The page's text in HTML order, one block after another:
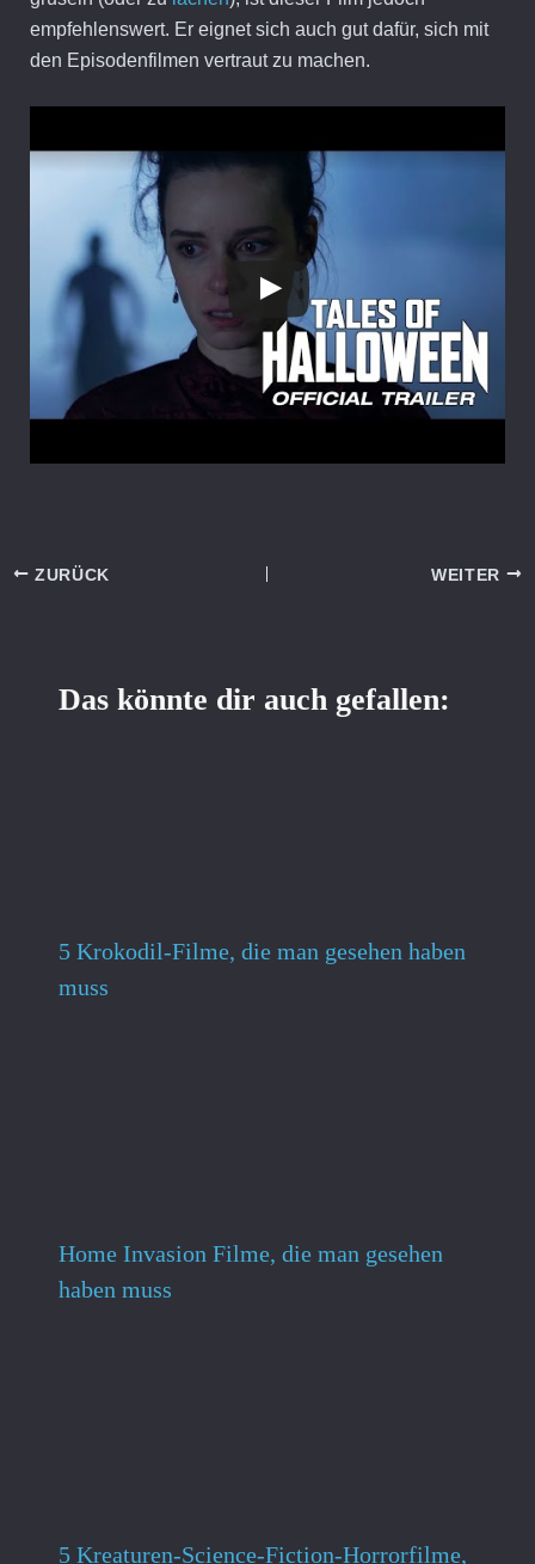
empfehlenswert. Er eignet sich auch gut dafür, sich mit
den Episodenfilmen vertraut zu machen.
ZURÜCK WEITER
Das könnte dir auch gefallen:
5 Krokodil-Filme, die man gesehen haben
muss
Home Invasion Filme, die man gesehen
haben muss
5 Kreaturen-Science-Fiction-Horrorfilme,